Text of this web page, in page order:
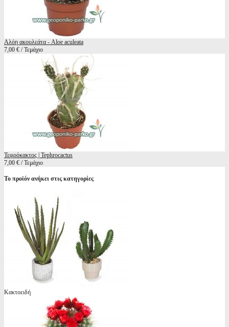
Αλόη ακουλεάτα - Aloe aculeata
7,00 € / Τεμάχιο
Τεφρόκακτος | Tephrocactus
7,00 € / Τεμάχιο
Το προϊόν ανήκει στις κατηγορίες
Κακτοειδή